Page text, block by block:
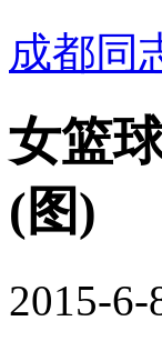
成都同
女篮
(图)
2015-6-